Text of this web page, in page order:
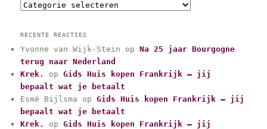
C
e
g
o
r
i
e
ë
RECENTE REACTIES
Yvonne van Wijk-Stein opNa 25 jaar Bourgogne
terug naar Nederland
Krek.
opGids Huis kopen Frankrijk – jij
bepaalt wat je betaalt
Esmé Bijlsma opGids Huis kopen Frankrijk – jij
bepaalt wat je betaalt
Krek.
opGids Huis kopen Frankrijk – jij